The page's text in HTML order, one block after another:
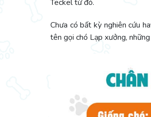
Teckel từ đó.
Chưa có bất kỳ nghiên cứu
tên gọi chó Lạp xưởng,